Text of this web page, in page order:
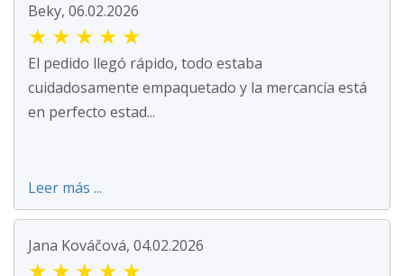
Beky, 06.02.2026
★ ★ ★ ★ ★
El pedido llegó rápido, todo estaba
cuidadosamente empaquetado y la mercancía está
en perfecto estad...
Leer más ...
Jana Kováčová, 04.02.2026